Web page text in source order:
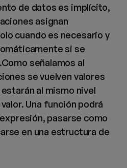
de datos es implícito,
asignan
cuando es necesario y
si se
Como señalamos al
se vuelven valores
al mismo nivel
Una función podrá
pasarse como
en una estructura de